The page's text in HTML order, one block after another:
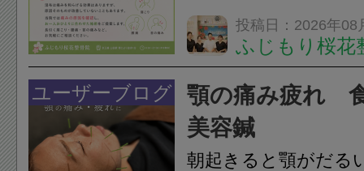
らえますか？A. はい
湿布は痛みを和らげ
すが、原因そのもの
いこともあります。
原因を確認し、お一
投稿日：2026年08
ふじもり桜花
ユーザーブログ
顎の痛み疲れ
美容鍼
朝起きると顎がだる